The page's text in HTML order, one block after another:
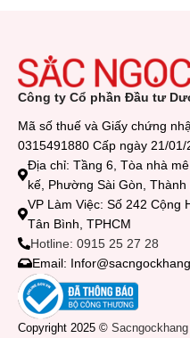
Công ty Cổ phần Đầu tư
Mã số thuế và Giấy chứng
0315491880 Cấp ngày 21/01/
Địa chỉ: Tầng 6, Tòa nhà
kế, Phường Sài Gòn,
VP Làm Việc: Số 242 Cộng
Tân Bình, TPHCM
Hotline: 0915 25 27 28
Email:
Copyright 2025 © Sacngockhang